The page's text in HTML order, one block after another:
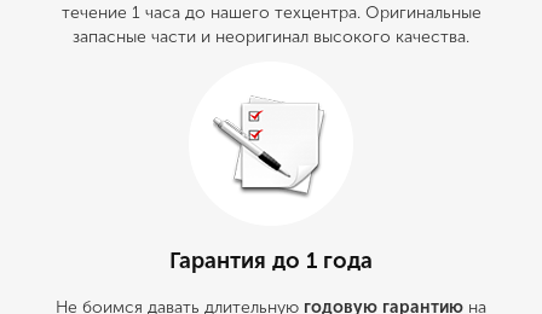
течение 1 часа до нашего техцентра. Оригинальные
запасные части и неоригинал высокого качества.
Гарантия до 1 года
Не боимся давать длительную годовую гарантию на